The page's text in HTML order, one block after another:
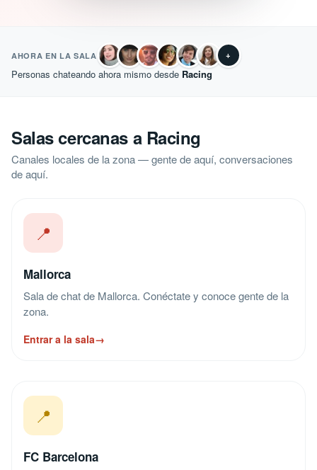
AHORA EN LA SALA +
Personas chateando ahora mismo desde Racing
Salas cercanas a Racing
Canales locales de la zona — gente de aquí, conversaciones
de aquí.
📍
Mallorca
Sala de chat de Mallorca. Conéctate y conoce gente de la
zona.
Entrar a la sala→
📍
FC Barcelona